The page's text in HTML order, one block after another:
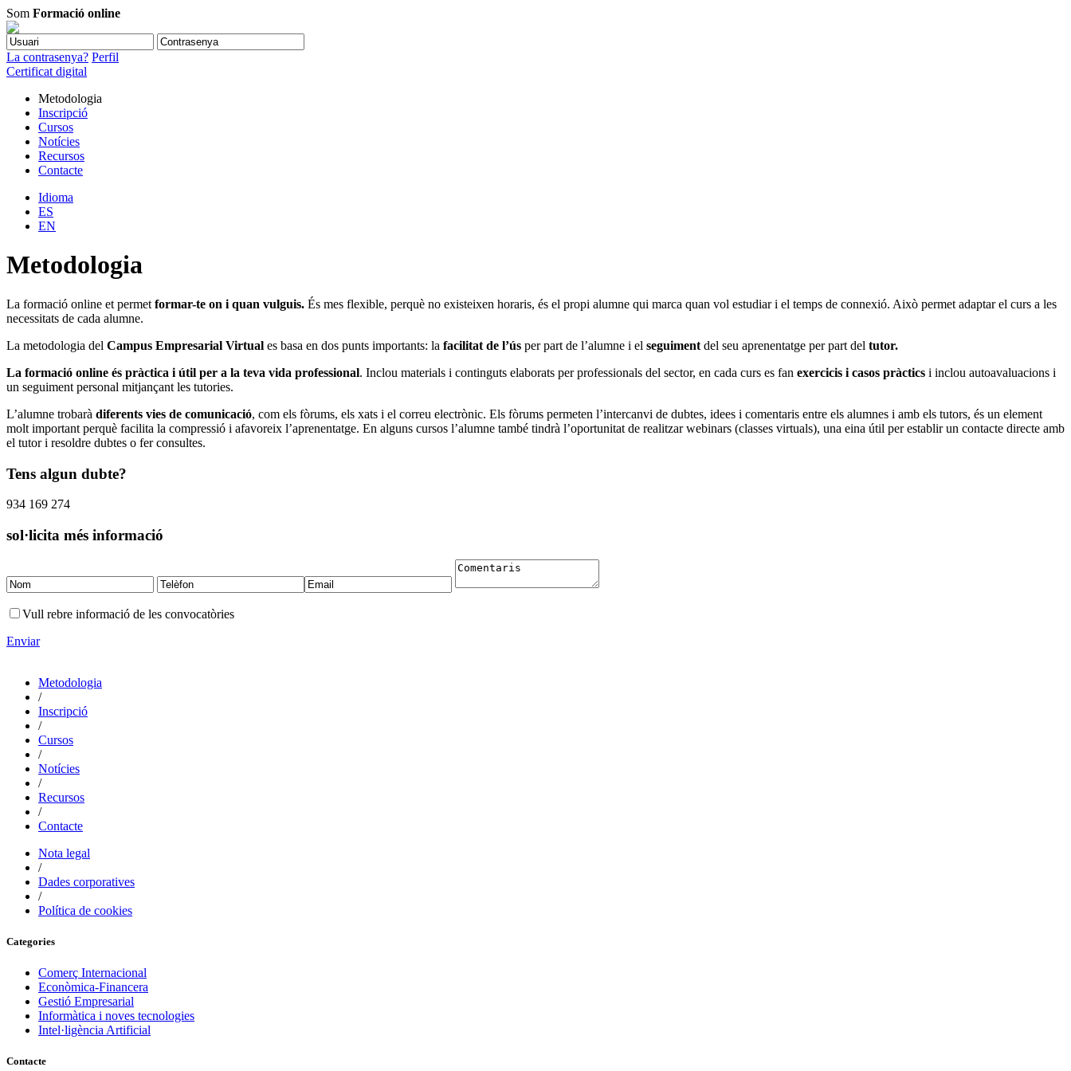
Som Formació online
La contrasenya? Perfil
Certificat digital
Metodologia
Inscripció
Cursos
Notícies
Recursos
Contacte
Idioma
ES
EN
Metodologia
La formació online et permet formar-te on i quan vulguis. És mes flexible, perquè no existeixen horaris, és el propi alumne qui marca quan vol estudiar i el temps de connexió. Això permet adaptar el curs a les
necessitats de cada alumne.
La metodologia del Campus Empresarial Virtual es basa en dos punts importants: la facilitat de l’ús per part de l’alumne i el seguiment del seu aprenentatge per part del tutor.
La formació online és pràctica i útil per a la teva vida professional. Inclou materials i continguts elaborats per professionals del sector, en cada curs es fan exercicis i casos pràctics i inclou autoavaluacions i
un seguiment personal mitjançant les tutories.
L’alumne trobarà diferents vies de comunicació, com els fòrums, els xats i el correu electrònic. Els fòrums permeten l’intercanvi de dubtes, idees i comentaris entre els alumnes i amb els tutors, és un element
molt important perquè facilita la compressió i afavoreix l’aprenentatge. En alguns cursos l’alumne també tindrà l’oportunitat de realitzar webinars (classes virtuals), una eina útil per establir un contacte directe amb
el tutor i resoldre dubtes o fer consultes.
Tens algun dubte?
934 169 274
sol·licita més informació
Vull rebre informació de les convocatòries
Enviar
Metodologia
/
Inscripció
/
Cursos
/
Notícies
/
Recursos
/
Contacte
Nota legal
/
Dades corporatives
/
Política de cookies
Categories
Comerç Internacional
Econòmica-Financera
Gestió Empresarial
Informàtica i noves tecnologies
Intel·ligència Artificial
Contacte